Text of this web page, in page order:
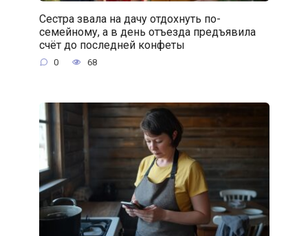
Сестра звала на дачу отдохнуть по-
семейному, а в день отъезда предъявила
счёт до последней конфеты
0 68